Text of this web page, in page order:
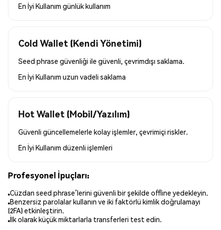
En İyi Kullanım günlük kullanım
Cold Wallet (Kendi Yönetimi)
Seed phrase güvenliği ile güvenli, çevrimdışı saklama.
En İyi Kullanım uzun vadeli saklama
Hot Wallet (Mobil/Yazılım)
Güvenli güncellemelerle kolay işlemler, çevrimiçi riskler.
En İyi Kullanım düzenli işlemleri
Profesyonel İpuçları:
Cüzdan seed phrase’lerini güvenli bir şekilde offline yedekleyin.
Benzersiz parolalar kullanın ve iki faktörlü kimlik doğrulamayı
(2FA) etkinleştirin.
İlk olarak küçük miktarlarla transferleri test edin.